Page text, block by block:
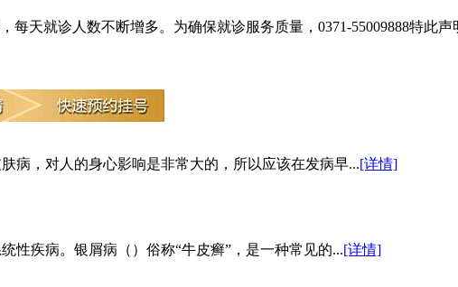
每天就诊人数不断增多。为确保就诊服务质量，0371-55009888特此
病，对人的身心影响是非常大的，所以应该在发病早...[详情]
性疾病。银屑病（）俗称“牛皮癣”，是一种常见的...[详情]